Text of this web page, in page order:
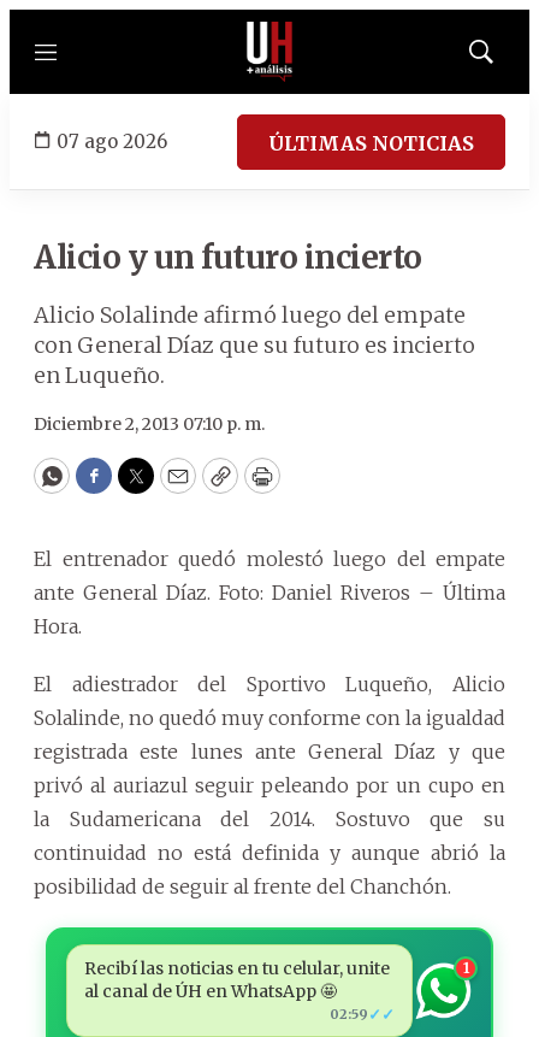
Menú
Mostrar
07 ago 2026 ÚLTIMAS NOTICIAS
Alicio y un futuro incierto
Alicio Solalinde afirmó luego del empate
con General Díaz que su futuro es incierto
en Luqueño.
Diciembre 2, 2013 07:10 p. m.
WhatsApp
Facebook
Twitter
EmailCopyPrint
El entrenador quedó molestó luego del empate
ante General Díaz. Foto: Daniel Riveros – Última
Hora.
El adiestrador del Sportivo Luqueño, Alicio
Solalinde, no quedó muy conforme con la igualdad
registrada este lunes ante General Díaz y que
privó al auriazul seguir peleando por un cupo en
la Sudamericana del 2014. Sostuvo que su
continuidad no está definida y aunque abrió la
posibilidad de seguir al frente del Chanchón.
Recibí las noticias en tu celular, unite
al canal de ÚH en WhatsApp 🤩
02:59 ✓✓
1